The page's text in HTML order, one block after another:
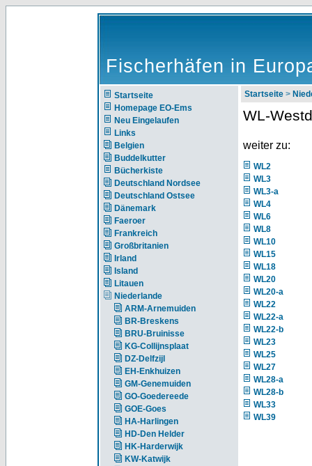
Fischerhäfen in
Startseite
Homepage EO-Ems
Neu Eingelaufen
Links
Belgien
Buddelkutter
Bücherkiste
Deutschland Nordsee
Deutschland Ostsee
Dänemark
Faeroer
Frankreich
Großbritanien
Irland
Island
Litauen
Niederlande
ARM-Arnemuiden
BR-Breskens
BRU-Bruinisse
KG-Collijnsplaat
DZ-Delfzijl
EH-Enkhuizen
GM-Genemuiden
GO-Goedereede
GOE-Goes
HA-Harlingen
HD-Den Helder
HK-Harderwijk
KW-Katwijk
Startseite >
WL-
weiter zu:
WL2
WL3
WL3-a
WL4
WL6
WL8
WL10
WL15
WL18
WL20
WL20-a
WL22
WL22-a
WL22-b
WL23
WL25
WL27
WL28-a
WL28-b
WL33
WL39